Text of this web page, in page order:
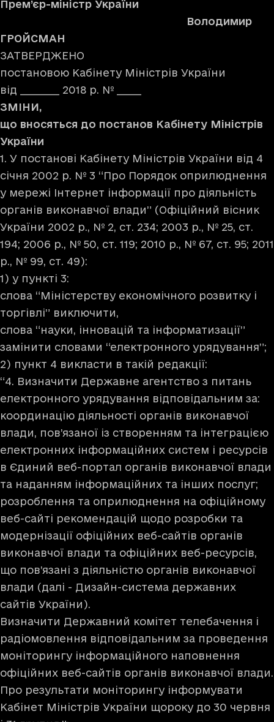
Прем’єр-міністр України
Володимир
ГРОЙСМАН
ЗАТВЕРДЖЕНО
постановою Кабінету Міністрів України
від ________ 2018 р. № _____
ЗМІНИ,
що вносяться до постанов Кабінету Міністрів
України
1. У постанові Кабінету Міністрів України від 4
січня 2002 р. № 3 “Про Порядок оприлюднення
у мережі Інтернет інформації про діяльність
органів виконавчої влади” (Офіційний вісник
України 2002 р., № 2, ст. 234; 2003 р., № 25, ст.
194; 2006 р., № 50, ст. 119; 2010 р., № 67, ст. 95; 2011
р., № 99, ст. 49):
1) у пункті 3:
слова “Міністерству економічного розвитку і
торгівлі” виключити,
слова “науки, інновацій та інформатизації”
замінити словами “електронного урядування”;
2) пункт 4 викласти в такій редакції:
“4. Визначити Державне агентство з питань
електронного урядування відповідальним за:
координацію діяльності органів виконавчої
влади, пов’язаної із створенням та інтеграцією
електронних інформаційних систем і ресурсів
в Єдиний веб-портал органів виконавчої влади
та наданням інформаційних та інших послуг;
розроблення та оприлюднення на офіційному
веб-сайті рекомендацій щодо розробки та
модернізації офіційних веб-сайтів органів
виконавчої влади та офіційних веб-ресурсів,
що пов’язані з діяльністю органів виконавчої
влади (далі - Дизайн-система державних
сайтів України).
Визначити Державний комітет телебачення і
радіомовлення відповідальним за проведення
моніторингу інформаційного наповнення
офіційних веб-сайтів органів виконавчої влади.
Про результати моніторингу інформувати
Кабінет Міністрів України щороку до 30 червня